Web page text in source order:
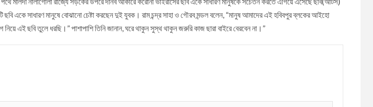
একে সাধারণ মানুষে বোঝানো চেষ্টা করছেন দুই যুবক। রাম চন্দ্র সাহা ও গৌরব মন্ডল বলেন, “মানুষ আমাদের এই হবিবপুর ব্লকের আইহো
এই ছবি তুলে ধরছি।” পাশাপাশি তিনি জানান, ঘরে থাকুন সুস্থ থাকুন জরুরি কাজ ছারা বাইরে বেরবেন না।”